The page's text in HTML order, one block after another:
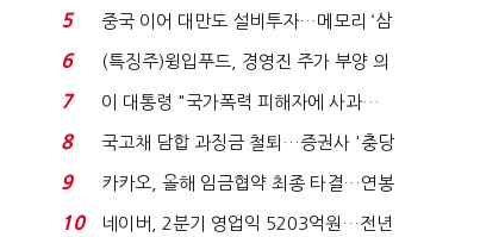
빈 매대 채우며 문 연 ...
5
중국 이어 대만도 설비투자…메모리 ‘삼
국전쟁’
6
(특징주)윙입푸드, 경영진 주가 부양 의
지에 상한가...
7
이 대통령 "국가폭력 피해자에 사과…
적극적 조사로 진...
8
국고채 담합 과징금 철퇴…증권사 '충당
금 폭탄' 우려...
9
카카오, 올해 임금협약 최종 타결…연봉
6.3% 인상·격려...
10
네이버, 2분기 영업익 5203억원…전년